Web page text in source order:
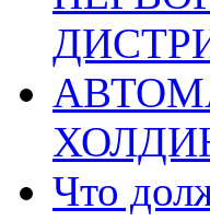
Что